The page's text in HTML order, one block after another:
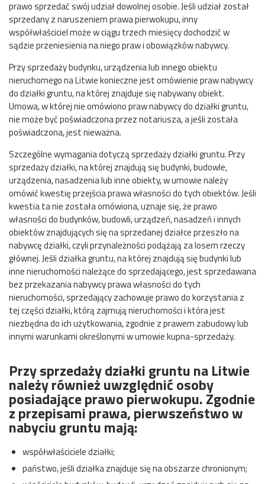
prawo sprzedać swój udział dowolnej osobie. Jeśli udział został
sprzedany z naruszeniem prawa pierwokupu, inny
współwłaściciel może w ciągu trzech miesięcy dochodzić w
sądzie przeniesienia na niego praw i obowiązków nabywcy.
Przy sprzedaży budynku, urządzenia lub innego obiektu
nieruchomego na Litwie konieczne jest omówienie praw nabywcy
do działki gruntu, na której znajduje się nabywany obiekt.
Umowa, w której nie omówiono praw nabywcy do działki gruntu,
nie może być poświadczona przez notariusza, a jeśli została
poświadczona, jest nieważna.
Szczególne wymagania dotyczą sprzedaży działki gruntu. Przy
sprzedaży działki, na której znajdują się budynki, budowle,
urządzenia, nasadzenia lub inne obiekty, w umowie należy
omówić kwestię przejścia prawa własności do tych obiektów. Jeśli
kwestia ta nie została omówiona, uznaje się, że prawo
własności do budynków, budowli, urządzeń, nasadzeń i innych
obiektów znajdujących się na sprzedanej działce przeszło na
nabywcę działki, czyli przynależności podążają za losem rzeczy
głównej. Jeśli działka gruntu, na której znajdują się budynki lub
inne nieruchomości należące do sprzedającego, jest sprzedawana
bez przekazania nabywcy prawa własności do tych
nieruchomości, sprzedający zachowuje prawo do korzystania z
tej części działki, którą zajmują nieruchomości i która jest
niezbędna do ich użytkowania, zgodnie z prawem zabudowy lub
innymi warunkami określonymi w umowie kupna-sprzedaży.
Przy sprzedaży działki gruntu na Litwie
należy również uwzględnić osoby
posiadające prawo pierwokupu. Zgodnie
z przepisami prawa, pierwszeństwo w
nabyciu gruntu mają:
współwłaściciele działki;
państwo, jeśli działka znajduje się na obszarze chronionym;